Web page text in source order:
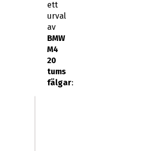
ett
urval
av
BMW
M4
20
tums
fälgar: